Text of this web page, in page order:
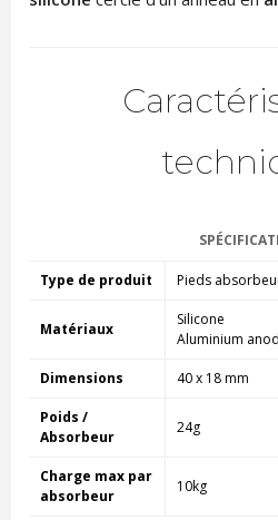
Type de produit Pieds
Matériaux
Silicone
Aluminium
Dimensions 40 x 18 mm
Poids /
Absorbeur
24g
Charge max par
absorbeur
10kg